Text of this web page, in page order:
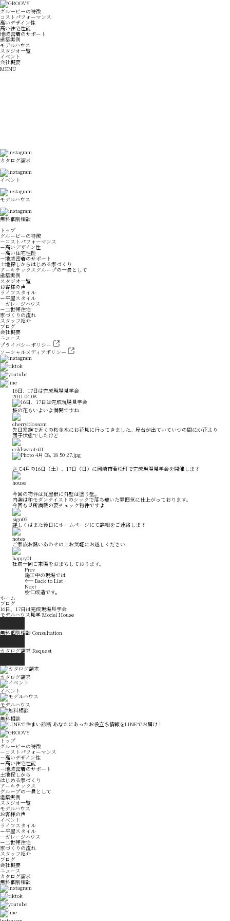
グルービーの特徴
コストパフォーマンス
高いデザイン性
高い住宅性能
地域密着のサポート
建築実例
モデルハウス
スタジオ一覧
イベント
会社概要
MENU
カタログ請求
イベント
モデルハウス
無料個別相談
トップ
グルービーの特徴
－コストパフォーマンス
－高いデザイン性
－高い住宅性能
－地域密着のサポート
土地探しからはじめる家づくり
アーキテックスグループの一員として
建築実例
スタジオ一覧
お客様の声
ライフスタイル
－平屋スタイル
－ガレージハウス
－二世帯住宅
家づくりの流れ
スタッフ紹介
ブログ
会社概要
ニュース
プライバシーポリシー
ソーシャルメディアポリシー
16日、17日は完成現場見学会
2011.04.08
桜の花もいよいよ満開ですね
先日家族で近くの桜並木にお花見に行ってきました。屋台が出ていていつの間にか花より
団子状態でしたけど
さて4月の16日（土）、17日（日）に岡崎市若松町で完成現場見学会を開催します
今回の物件は瓦屋根に外壁は塗り壁。
内装は和モダンテイストのシックで落ち着いた雰囲気に仕上がっております。
今回も見所満載の要チェック物件ですよ
詳しくはまた後日にホームページにて詳細をご連絡します
ご家族お誘いあわせの上お気軽にお越しください
社員一同ご来場をおまちしております。
Prev
施工中の現場では
Back to List
Next
樹仁成造です。
ホーム
ブログ
16日、17日は完成現場見学会
モデルハウス見学 Model House
無料個別相談 Consultation
カタログ請求 Request
カタログ請求
イベント
モデルハウス
無料相談
トップ
グルービーの特徴
－コストパフォーマンス
－高いデザイン性
－高い住宅性能
－地域密着のサポート
土地探しから
はじめる家づくり
アーキテックス
グループの一員として
建築実例
スタジオ一覧
モデルハウス
お客様の声
イベント
ライフスタイル
－平屋スタイル
－ガレージハウス
－二世帯住宅
家づくりの流れ
スタッフ紹介
ブログ
会社概要
ニュース
カタログ請求
無料個別相談